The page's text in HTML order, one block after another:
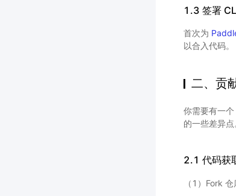
1.3 签署
首次为
以合入代码。
二、贡
你需要有一
的一些差异点
2.1 代码获
（1）Fork 仓